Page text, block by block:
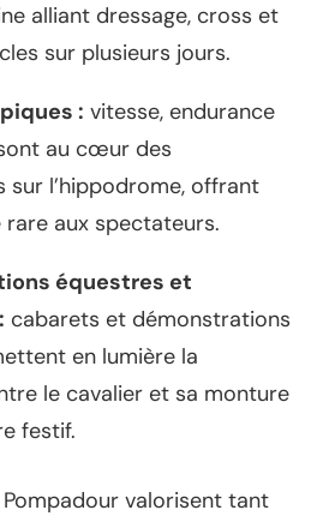
alliant dressage, cross et
sur plusieurs jours.
: vitesse, endurance
au cœur des
sur l’hippodrome, offrant
rare aux spectateurs.
équestres et
cabarets et démonstrations
en lumière la
le cavalier et sa monture
festif.
valorisent tant